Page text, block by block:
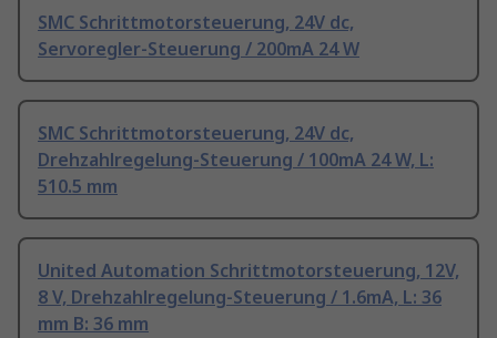
SMC Schrittmotorsteuerung, 24V dc,
Servoregler-Steuerung / 200mA 24 W
SMC Schrittmotorsteuerung, 24V dc,
Drehzahlregelung-Steuerung / 100mA 24 W, L:
510.5 mm
United Automation Schrittmotorsteuerung, 12V,
8 V, Drehzahlregelung-Steuerung / 1.6mA, L: 36
mm B: 36 mm